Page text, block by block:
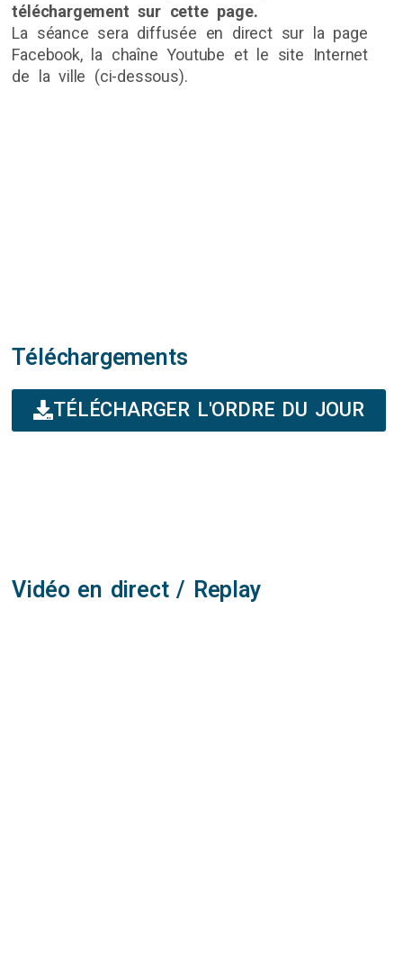
téléchargement sur cette page.
La séance sera diffusée en direct sur la page
Facebook, la chaîne Youtube et le site Internet
de la ville (ci-dessous).
Téléchargements
TÉLÉCHARGER L'ORDRE DU JOUR
Vidéo en direct / Replay